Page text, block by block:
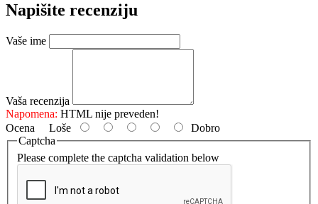
Napišite recenziju
Vaše ime
Vaša recenzija
Napomena: HTML nije preveden!
Ocena Loše
Dobro
Captcha
Please complete the captcha validation below